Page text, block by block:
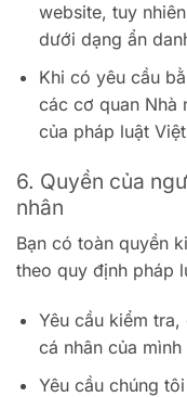
website, tuy
dưới dạng ẩn
Khi có yêu cầu
các cơ quan Nhà
của pháp luật
6. Quyền của
nhân
Bạn có toàn quyền
theo quy định pháp
Yêu cầu kiểm
cá nhân của
Yêu cầu chúng